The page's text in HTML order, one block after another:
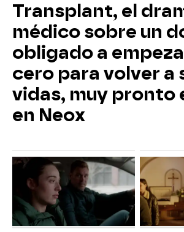
Transplant, el
médico sobre un
obligado a
cero para volver a
vidas, muy pronto
en Neox